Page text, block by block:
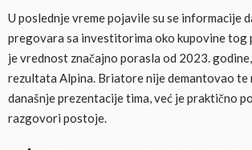
U poslednje vreme pojavile su se informacije
pregovara sa investitorima oko kupovine tog
je vrednost značajno porasla od 2023.
rezultata Alpina. Briatore nije demantovao te
današnje prezentacije tima, već je praktično
razgovori postoje.